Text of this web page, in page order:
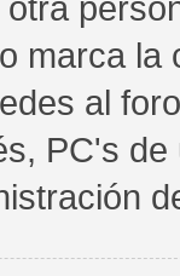
marca la
al
PC's